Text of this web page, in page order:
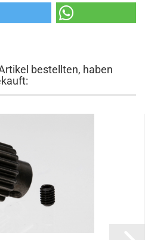
bestellten, haben